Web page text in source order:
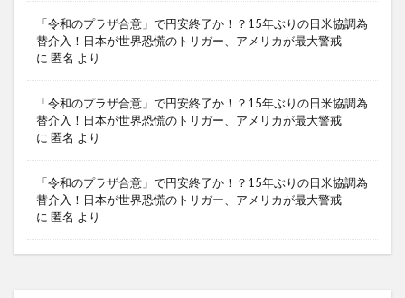
「令和のプラザ合意」で円安終了か！？15年ぶりの日米協調為
替介入！日本が世界恐慌のトリガー、アメリカが最大警戒
に 匿名 より
「令和のプラザ合意」で円安終了か！？15年ぶりの日米協調為
替介入！日本が世界恐慌のトリガー、アメリカが最大警戒
に 匿名 より
「令和のプラザ合意」で円安終了か！？15年ぶりの日米協調為
替介入！日本が世界恐慌のトリガー、アメリカが最大警戒
に 匿名 より